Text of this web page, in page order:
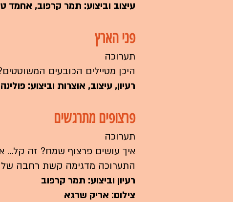
עיצוב וביצוע: תמר קרפוב, אחמד
פני הארץ
תערוכה
היכן מטיילים הכובעים
רעיון, עיצוב, אוצרות וביצוע:
פרצופים מתרגשים
תערוכה
איך עושים פרצוף שמח? זה קל…
התערוכה מדגימה קשת רחבה של
רעיון וביצוע: תמר קרפוב
צילום: אריק שרגא